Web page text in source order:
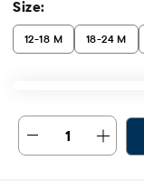
Size:
12-18 M 18-24 M
1